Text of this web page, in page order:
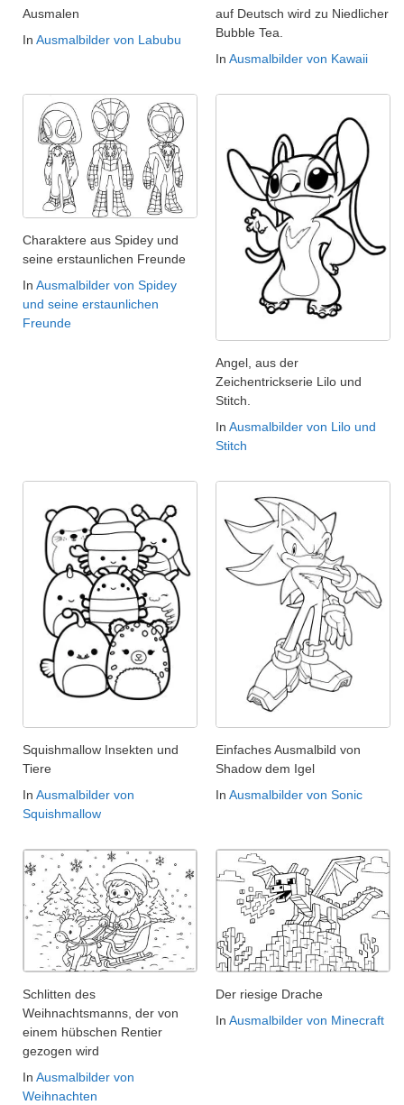
Ausmalen
In Ausmalbilder von Labubu
auf Deutsch wird zu Niedlicher
Bubble Tea.
In Ausmalbilder von Kawaii
Charaktere aus Spidey und
seine erstaunlichen Freunde
In Ausmalbilder von Spidey
und seine erstaunlichen
Freunde
Angel, aus der
Zeichentrickserie Lilo und
Stitch.
In Ausmalbilder von Lilo und
Stitch
Squishmallow Insekten und
Tiere
In Ausmalbilder von
Squishmallow
Einfaches Ausmalbild von
Shadow dem Igel
In Ausmalbilder von Sonic
Schlitten des
Weihnachtsmanns, der von
einem hübschen Rentier
gezogen wird
In Ausmalbilder von
Weihnachten
Der riesige Drache
In Ausmalbilder von Minecraft